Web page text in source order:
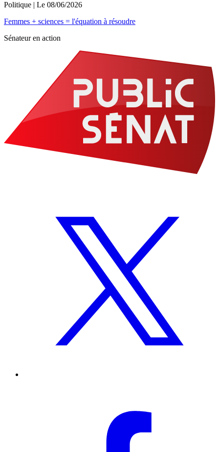
Politique | Le 08/06/2026
Femmes + sciences = l'équation à résoudre
Sénateur en action